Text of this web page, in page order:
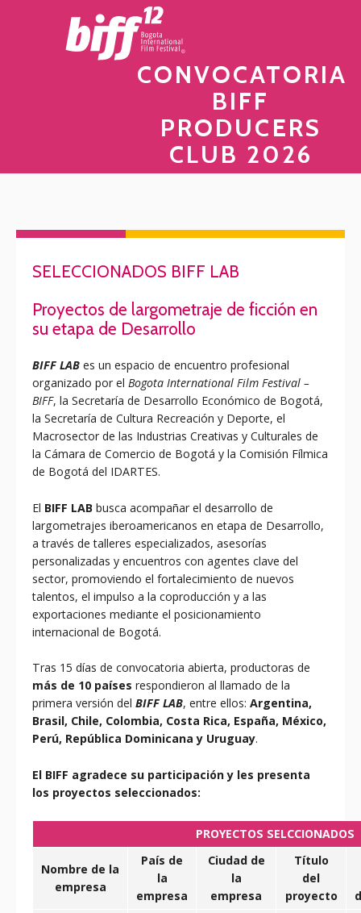
CONVOCATORIA
BIFF
PRODUCERS
CLUB 2026
SELECCIONADOS BIFF LAB
Proyectos de largometraje de ficción en
su etapa de Desarrollo
BIFF LAB es un espacio de encuentro profesional
organizado por el Bogota International Film Festival –
BIFF, la Secretaría de Desarrollo Económico de Bogotá,
la Secretaría de Cultura Recreación y Deporte, el
Macrosector de las Industrias Creativas y Culturales de
la Cámara de Comercio de Bogotá y la Comisión Fílmica
de Bogotá del IDARTES.
El BIFF LAB busca acompañar el desarrollo de
largometrajes iberoamericanos en etapa de Desarrollo,
a través de talleres especializados, asesorías
personalizadas y encuentros con agentes clave del
sector, promoviendo el fortalecimiento de nuevos
talentos, el impulso a la coproducción y a las
exportaciones mediante el posicionamiento
internacional de Bogotá.
Tras 15 días de convocatoria abierta, productoras de
más de 10 países respondieron al llamado de la
primera versión del BIFF LAB, entre ellos: Argentina,
Brasil, Chile, Colombia, Costa Rica, España, México,
Perú, República Dominicana y Uruguay.
El BIFF agradece su participación y les presenta
los proyectos seleccionados:
PROYECTOS SELCCIONADOS
Nombre de la
empresa
País de
la
empresa
Ciudad de
la
empresa
Título
del
proyecto